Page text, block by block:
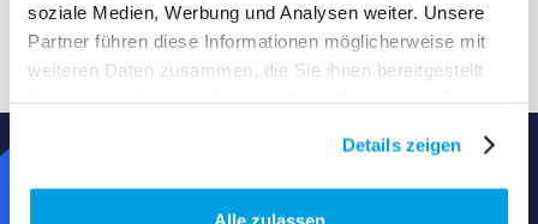
soziale Medien, Werbung und Analysen weiter. Unsere
Partner führen diese Informationen möglicherweise mit
weiteren Daten zusammen, die Sie ihnen bereitgestellt
Details zeigen